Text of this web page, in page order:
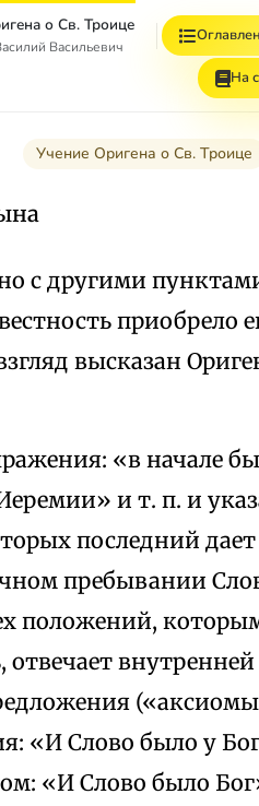
о Св. Троице
Васильевич
На
Учение Оригена о Св. Троице
с другими
приобрело
высказан
«в начале
и т. п. и
последний
пребывании
положений,
«И Слово было у
«И Слово было